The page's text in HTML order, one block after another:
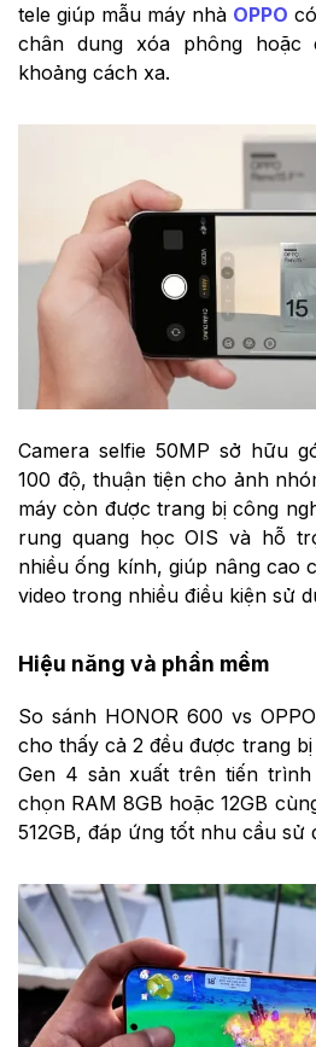
tele giúp mẫu máy nhà OPPO
chân dung xóa phông
khoảng cách xa.
Camera selfie 50MP sở hữu
100 độ, thuận tiện cho ảnh
máy còn được trang bị công
rung quang học OIS và hỗ
nhiều ống kính, giúp nâng cao
video trong nhiều điều kiện sử
Hiệu năng và phần mềm
So sánh HONOR 600 vs
cho thấy cả 2 đều được trang
Gen 4 sản xuất trên tiến
chọn RAM 8GB hoặc 12GB
512GB, đáp ứng tốt nhu cầu sử